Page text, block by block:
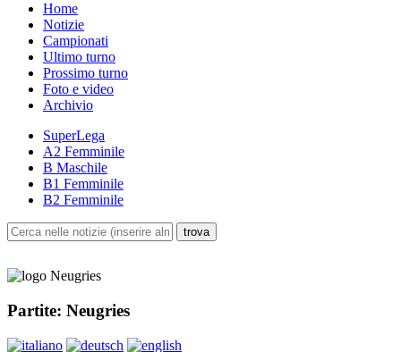
Home
Notizie
Campionati
Ultimo turno
Prossimo turno
Foto e video
Archivio
SuperLega
A2 Femminile
B Maschile
B1 Femminile
B2 Femminile
Partite: Neugries